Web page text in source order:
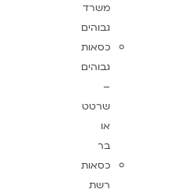
משרד
גבוהים
כסאות
גבוהים
–
שרטט
או
בר
כסאות
רשת